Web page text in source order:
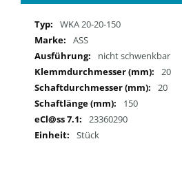
Mehr
Informationen
WKA 20-20-150
ASS
nicht schwenkbar
20
20
150
23360290
Stück